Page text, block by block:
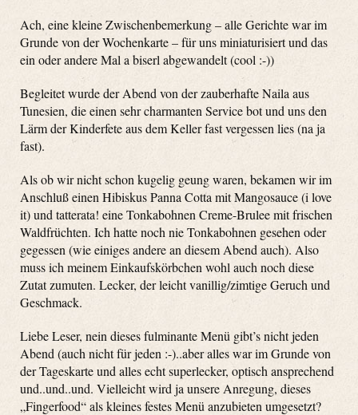
Ach, eine kleine Zwischenbemerkung – alle Gerichte war im
Grunde von der Wochenkarte – für uns miniaturisiert und das
ein oder andere Mal a biserl abgewandelt (cool :-))
Begleitet wurde der Abend von der zauberhafte Naila aus
Tunesien, die einen sehr charmanten Service bot und uns den
Lärm der Kinderfete aus dem Keller fast vergessen lies (na ja
fast).
Als ob wir nicht schon kugelig geung waren, bekamen wir im
Anschluß einen Hibiskus Panna Cotta mit Mangosauce (i love
it) und tatterata! eine Tonkabohnen Creme-Brulee mit frischen
Waldfrüchten. Ich hatte noch nie Tonkabohnen gesehen oder
gegessen (wie einiges andere an diesem Abend auch). Also
muss ich meinem Einkaufskörbchen wohl auch noch diese
Zutat zumuten. Lecker, der leicht vanillig/zimtige Geruch und
Geschmack.
Liebe Leser, nein dieses fulminante Menü gibt’s nicht jeden
Abend (auch nicht für jeden :-)..aber alles war im Grunde von
der Tageskarte und alles echt superlecker, optisch ansprechend
und..und..und. Vielleicht wird ja unsere Anregung, dieses
„Fingerfood“ als kleines festes Menü anzubieten umgesetzt?